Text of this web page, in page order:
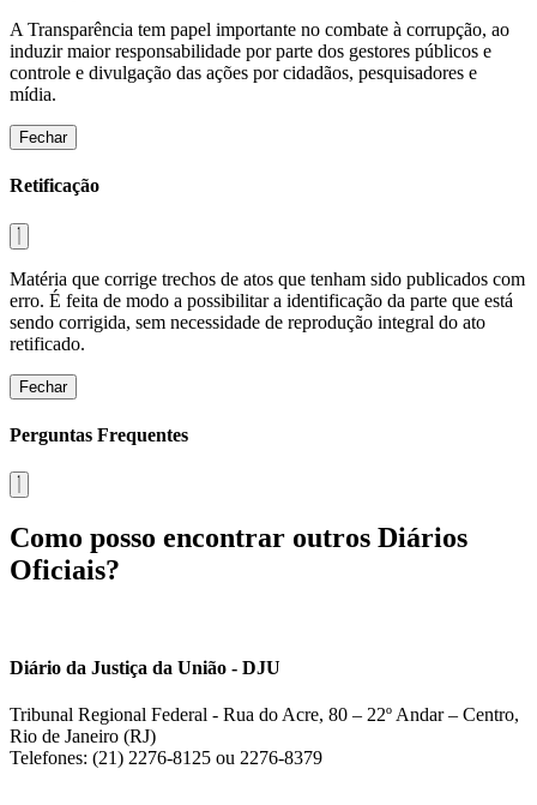
A Transparência tem papel importante no combate à corrupção, ao
induzir maior responsabilidade por parte dos gestores públicos e
controle e divulgação das ações por cidadãos, pesquisadores e
mídia.
Fechar
Retificação
Matéria que corrige trechos de atos que tenham sido publicados com
erro. É feita de modo a possibilitar a identificação da parte que está
sendo corrigida, sem necessidade de reprodução integral do ato
retificado.
Fechar
Perguntas Frequentes
Como posso encontrar outros Diários
Oficiais?
Diário da Justiça da União - DJU
Tribunal Regional Federal - Rua do Acre, 80 – 22º Andar – Centro,
Rio de Janeiro (RJ)
Telefones: (21) 2276-8125 ou 2276-8379